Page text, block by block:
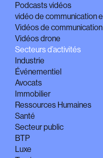
Podcasts vidéos
vidéo de communication
Vidéos de
Vidéos drone
Secteurs d’activités
Industrie
Événementiel
Avocats
Immobilier
Ressources Humaines
Santé
Secteur public
BTP
Luxe